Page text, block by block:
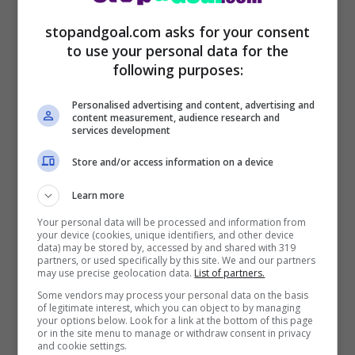
Il Verona ha tirato poco, perché?
Abbiamo avuto la palla gol con Ilic,
potevamo parlare di un’altra partita. E poi
l’episodio da rigore che non è stato
fischiato e non ho capito perché non si è
andati nemmeno al VAR”.
Doig che margini di miglioramento ha?“
stopandgoal.com asks for your consent
to use your personal data for the
following purposes:
Personalised advertising and content, advertising and
content measurement, audience research and
services development
Store and/or access information on a device
Learn more
Your personal data will be processed and information from
your device (cookies, unique identifiers, and other device
data) may be stored by, accessed by and shared with 319
partners, or used specifically by this site. We and our partners
may use precise geolocation data. List of partners.
Some vendors may process your personal data on the basis
of legitimate interest, which you can object to by managing
your options below. Look for a link at the bottom of this page
or in the site menu to manage or withdraw consent in privacy
and cookie settings.